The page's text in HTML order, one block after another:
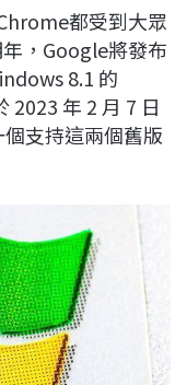
都受到大眾
，Google將發布
8.1 的
年 2 月 7 日
支持這兩個舊版